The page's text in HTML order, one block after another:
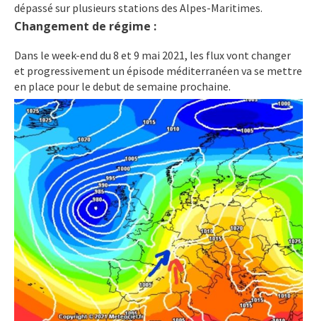
dépassé sur plusieurs stations des Alpes-Maritimes.
Changement de régime :
Dans le week-end du 8 et 9 mai 2021, les flux vont changer
et progressivement un épisode méditerranéen va se mettre
en place pour le debut de semaine prochaine.